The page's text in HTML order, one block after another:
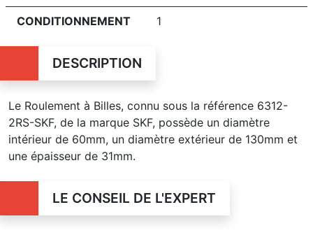
CONDITIONNEMENT 1
DESCRIPTION
Le Roulement à Billes, connu sous la référence 6312-
2RS-SKF, de la marque SKF, possède un diamètre
intérieur de 60mm, un diamètre extérieur de 130mm et
une épaisseur de 31mm.
LE CONSEIL DE L'EXPERT